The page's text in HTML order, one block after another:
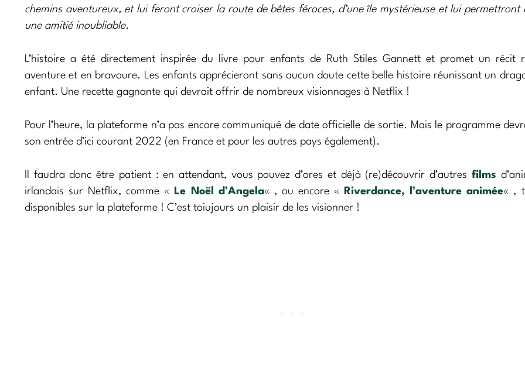
chemins aventureux, et lui feront croiser la route de bêtes féroces, d’une île mystérieuse et lui permettront
une amitié inoubliable.
L’histoire a été directement inspirée du livre pour enfants de Ruth Stiles Gannett et promet un récit
aventure et en bravoure. Les enfants apprécieront sans aucun doute cette belle histoire réunissant un
enfant. Une recette gagnante qui devrait offrir de nombreux visionnages à Netflix !
Pour l’heure, la plateforme n’a pas encore communiqué de date officielle de sortie. Mais le programme
son entrée d’ici courant 2022 (en France et pour les autres pays également).
Il faudra donc être patient : en attendant, vous pouvez d’ores et déjà (re)découvrir d’autres films
irlandais sur Netflix, comme «
Le Noël d’Angela« , ou encore « Riverdance, l’aventure animée« ,
disponibles sur la plateforme ! C’est toiujours un plaisir de les visionner !